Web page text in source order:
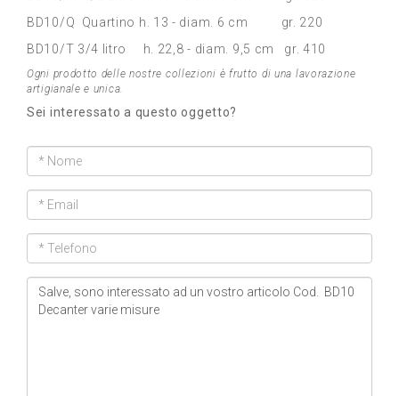
BD10/Q Quartino h. 13 - diam. 6 cm gr. 220
BD10/T 3/4 litro h. 22,8 - diam. 9,5 cm gr. 410
Ogni prodotto delle nostre collezioni è frutto di una lavorazione
artigianale e unica.
Sei interessato a questo oggetto?